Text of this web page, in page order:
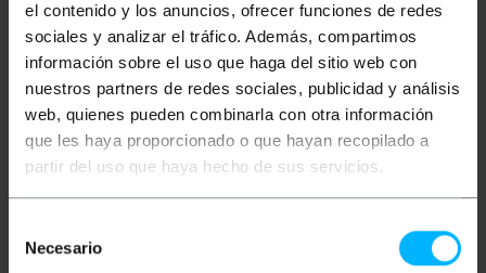
el contenido y los anuncios, ofrecer funciones de redes
sociales y analizar el tráfico. Además, compartimos
información sobre el uso que haga del sitio web con
nuestros partners de redes sociales, publicidad y análisis
web, quienes pueden combinarla con otra información
que les haya proporcionado o que hayan recopilado a
partir del uso que haya hecho de sus servicios.
Necesario
Clasificación